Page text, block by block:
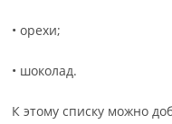
• орехи;
• шоколад.
К этому списку можно